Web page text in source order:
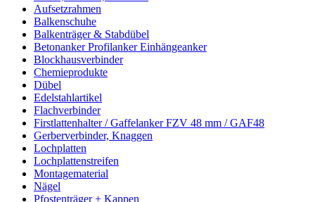
Aufsetzrahmen
Balkenschuhe
Balkenträger & Stabdübel
Betonanker Profilanker Einhängeanker
Blockhausverbinder
Chemieprodukte
Dübel
Edelstahlartikel
Flachverbinder
Firstlattenhalter / Gaffelanker FZV 48 mm / GAF48
Gerberverbinder, Knaggen
Lochplatten
Lochplattenstreifen
Montagematerial
Nägel
Pfostenträger + Kappen